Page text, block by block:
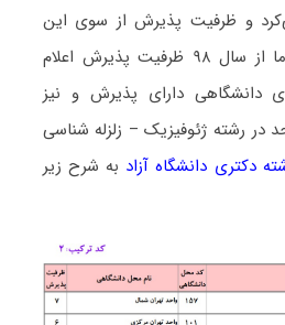
و ظرفیت پذیرش از سوی این
دانشگاه اعلام نمی‌شد. اما از سال ۹۸ ظرفیت پذیرش اعلام
دانشگاهی دارای پذیرش و نیز
در رشته ژﺋﻮﻓﻴﺰیک – زلزله شناسی
دکتری دانشگاه آزاد به شرح زیر